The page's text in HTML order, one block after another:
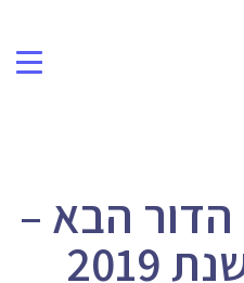
פרטיות ואבטחה
MyFinanda הדור הבא –